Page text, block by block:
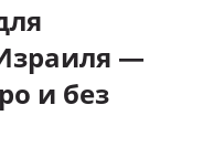
—
и без